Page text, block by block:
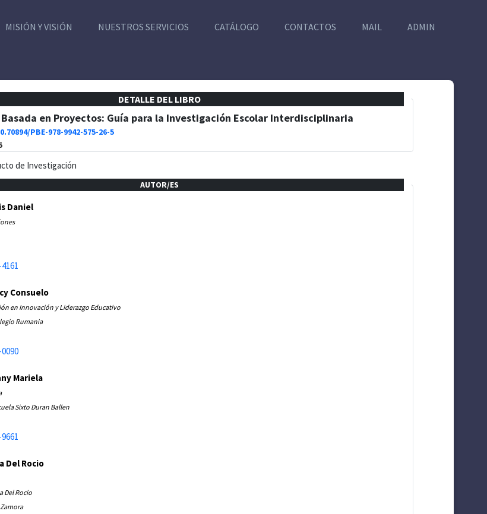
MISIÓN Y VISIÓN NUESTROS SERVICIOS CATÁLOGO CONTACTOS MAIL ADMIN
DETALLE DEL LIBRO
Basada en Proyectos: Guía para la Investigación Escolar Interdisciplinaria
PBE-978-9942-575-26-5
de Investigación
AUTOR/ES
Daniel
Consuelo
en Innovación y Liderazgo Educativo
Rumania
Mariela
Sixto Duran Ballen
Del Rocio
Del Rocio